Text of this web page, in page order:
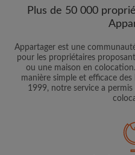
Plus de 50 000
Appartager est une
pour les propriétaires
ou une maison en
manière simple et efficace
1999, notre service a